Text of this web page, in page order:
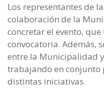
Los representantes de
colaboración de la
concretar el evento,
convocatoria. Además,
entre la Municipalidad
trabajando en conjunto
distintas iniciativas.